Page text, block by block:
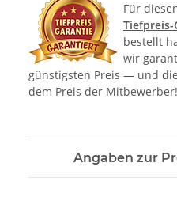
Für
bestellt
wir
günstigsten Preis — und
dem Preis der Mitbewerber!
Angaben zur